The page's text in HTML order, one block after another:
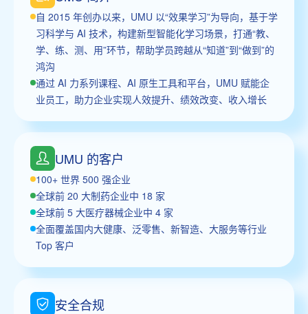
自 2015 年创办以来，UMU 以“效果学习”为导向，基于学
习科学与 AI 技术，构建新型智能化学习场景，打通“教、
学、练、测、用”环节，帮助学员跨越从“知道”到“做到”的
鸿沟
通过 AI 力系列课程、AI 原生工具和平台，UMU 赋能企
业员工，助力企业实现人效提升、绩效改变、收入增长
UMU 的客户
100+ 世界 500 强企业
全球前 20 大制药企业中 18 家
全球前 5 大医疗器械企业中 4 家
全面覆盖国内大健康、泛零售、新智造、大服务等行业
Top 客户
安全合规